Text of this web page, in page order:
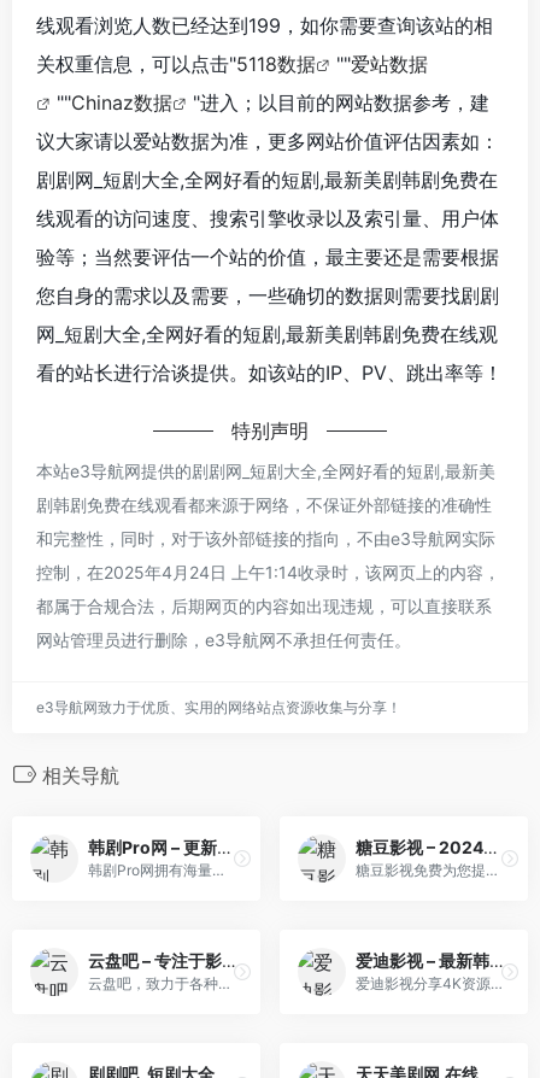
线观看浏览人数已经达到199，如你需要查询该站的相
关权重信息，可以点击"5118数据 ""爱站数据
""Chinaz数据
"进入；以目前的网站数据参考，建
议大家请以爱站数据为准，更多网站价值评估因素如：
剧剧网_短剧大全,全网好看的短剧,最新美剧韩剧免费在
线观看的访问速度、搜索引擎收录以及索引量、用户体
验等；当然要评估一个站的价值，最主要还是需要根据
您自身的需求以及需要，一些确切的数据则需要找剧剧
网_短剧大全,全网好看的短剧,最新美剧韩剧免费在线观
看的站长进行洽谈提供。如该站的IP、PV、跳出率等！
特别声明
本站e3导航网提供的剧剧网_短剧大全,全网好看的短剧,最新美
剧韩剧免费在线观看都来源于网络，不保证外部链接的准确性
和完整性，同时，对于该外部链接的指向，不由e3导航网实际
控制，在2025年4月24日 上午1:14收录时，该网页上的内容，
都属于合规合法，后期网页的内容如出现违规，可以直接联系
网站管理员进行删除，e3导航网不承担任何责任。
e3导航网致力于优质、实用的网络站点资源收集与分享！
相关导航
韩剧Pro网 – 更新又快又全的韩剧网站！
韩剧Pro网拥有海量热门韩剧资源，涵盖当下最火韩剧TV新番、经典高分韩国电视剧，从浪漫爱情到悬疑烧脑，满足各类观剧需求。提供高清流畅的韩剧在线观看服务，同步推荐优质片单，带你发现宝藏好剧。更有韩国明星动态追踪、超燃韩剧 OST 原声大碟。一站式解锁韩剧世界的魅力，开启沉浸式追剧体验！
糖豆影视 – 2024年最新高清热播电影-好看的电视剧免费在线观看 _ 影视大全
糖豆影视免费为您提供最新热播高清电影、电视剧，热门韩剧，欧美大片在线观看，每天更新好看的电视剧，最新综艺秀，明星信息与相关电影电视剧，影视大全电影网同时提供电影电视剧演员表，角色等相关内容，影视大全高清影院是影视爱好者们的电影家园！
云盘吧 – 专注于影视|动漫|游戏|书籍|软件等网盘资源分享
云盘吧，致力于各种精品资源分享，包括阿里云盘、百度网盘、夸克网盘、迅雷云盘、UC网盘资源分享。
爱迪影视 – 最新韩剧,韩国电视剧,美剧,日剧,爱迪影院,在线1080P
爱迪影视分享4K资源,1080P高清,Netflix奈菲最新电影,韩剧,日剧,电视剧,欧美剧,动漫等在线观看。